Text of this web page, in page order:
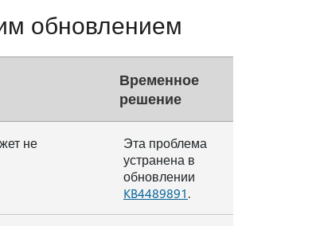
обновлением
Временное
решение
не
Эта проблема
устранена в
обновлении
KB4489891.